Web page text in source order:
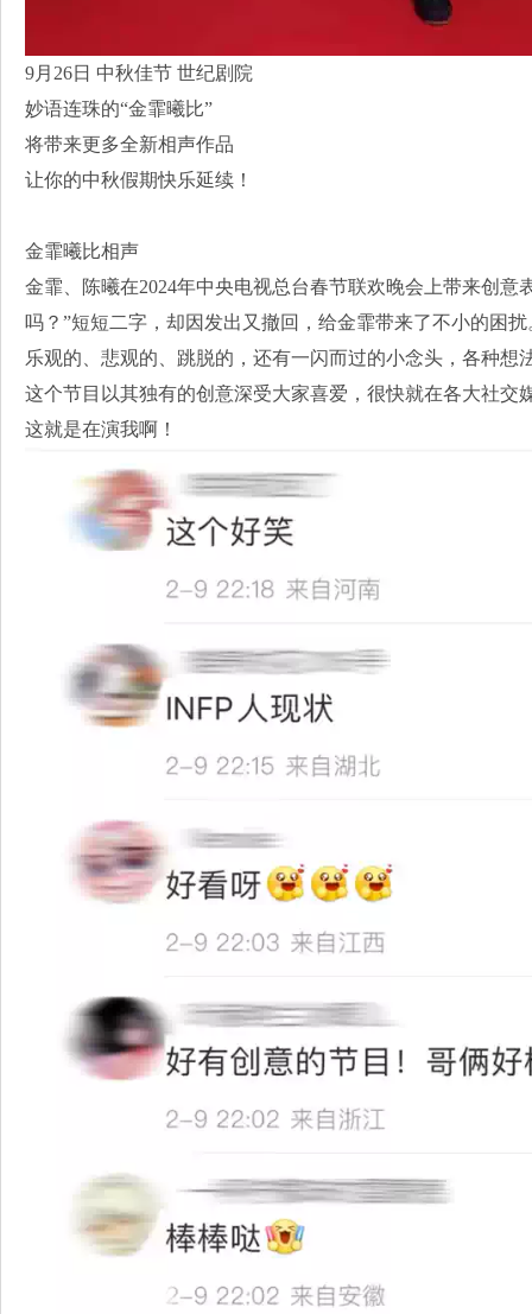
9月26日 中秋佳节 世纪剧院
妙语连珠的“金霏曦比”
将带来更多全新相声作品
让你的中秋假期快乐延续！
金霏曦比相声
金霏、陈曦在2024年中央电视总台春节联欢晚会上带来创意
吗？”短短二字，却因发出又撤回，给金霏带来了不小的困
乐观的、悲观的、跳脱的，还有一闪而过的小念头，各种
这个节目以其独有的创意深受大家喜爱，很快就在各大社交
这就是在演我啊！